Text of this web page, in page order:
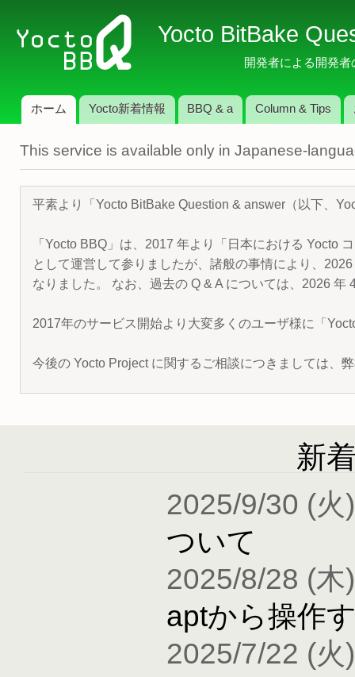
イ
コ
テ
ツ
に
移
動
Yocto BitBake
開発者による開発
メインメニュー
ホーム Yocto新着情報 BBQ & a Column & Tips
This service is available only in Japanese-
平素より「Yocto BitBake Question & answer（以下、
「Yocto BBQ」は、2017 年より「日本における Yocto
として運営して参りましたが、諸般の事情により、
なりました。 なお、過去の Q & A については、2026
2017年のサービス開始より大変多くのユーザ様に「
今後の Yocto Project に関するご相談につきましては、
新
2025/9/30 (火
ついて
2025/8/28 (木
aptから操作
2025/7/22 (火